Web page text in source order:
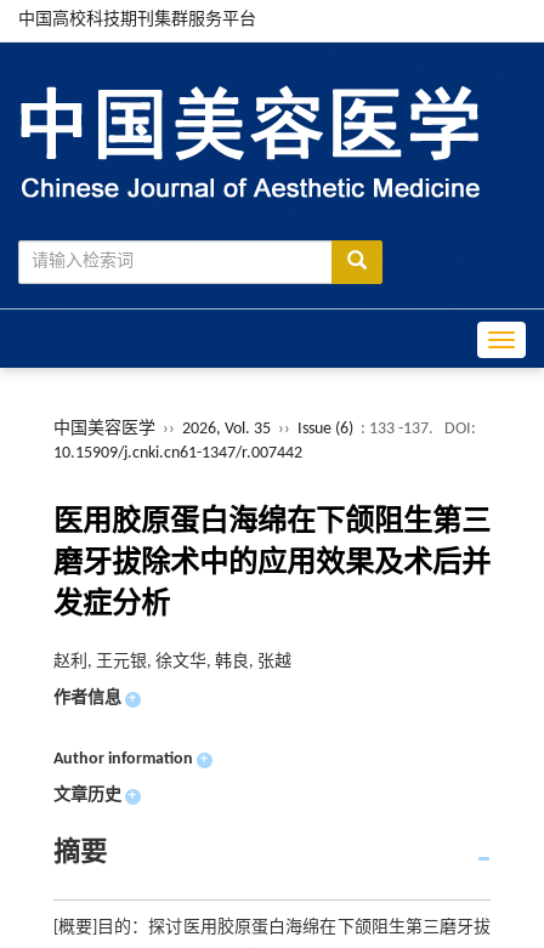
中国高校科技期刊集群服务平台
中国美容医学 ›› 2026, Vol. 35 ›› Issue (6) : 133 -137.
DOI:
10.15909/j.cnki.cn61-1347/r.007442
医用胶原蛋白海绵在下颌阻生第三
磨牙拔除术中的应用效果及术后并
发症分析
赵利, 王元银, 徐文华, 韩良, 张越
作者信息 +
Author information +
文章历史 +
摘要
[概要]目的：探讨医用胶原蛋白海绵在下颌阻生第三磨牙拔